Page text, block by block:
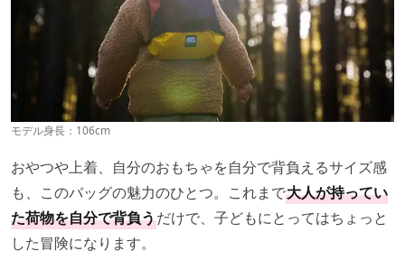
モデル身長：106cm
おやつや上着、自分のおもちゃを自分で背負えるサイズ感
も、このバッグの魅力のひとつ。これまで大人が持ってい
た荷物を自分で背負うだけで、子どもにとってはちょっと
した冒険になります。